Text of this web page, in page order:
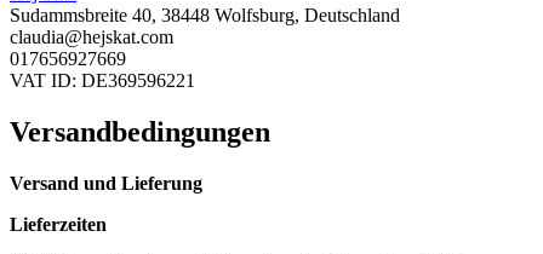
Sudammsbreite 40, 38448 Wolfsburg, Deutschland
claudia@hejskat.com
017656927669
VAT ID: DE369596221
Versandbedingungen
Versand und Lieferung
Lieferzeiten